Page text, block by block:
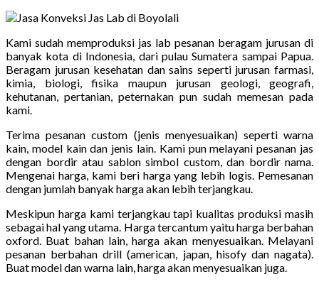
Kami sudah memproduksi jas lab pesanan beragam jurusan di
banyak kota di Indonesia, dari pulau Sumatera sampai Papua.
Beragam jurusan kesehatan dan sains seperti jurusan farmasi,
kimia, biologi, fisika maupun jurusan geologi, geografi,
kehutanan, pertanian, peternakan pun sudah memesan pada
kami.
Terima pesanan custom (jenis menyesuaikan) seperti warna
kain, model kain dan jenis lain. Kami pun melayani pesanan jas
dengan bordir atau sablon simbol custom, dan bordir nama.
Mengenai harga, kami beri harga yang lebih logis. Pemesanan
dengan jumlah banyak harga akan lebih terjangkau.
Meskipun harga kami terjangkau tapi kualitas produksi masih
sebagai hal yang utama. Harga tercantum yaitu harga berbahan
oxford. Buat bahan lain, harga akan menyesuaikan. Melayani
pesanan berbahan drill (american, japan, hisofy dan nagata).
Buat model dan warna lain, harga akan menyesuaikan juga.